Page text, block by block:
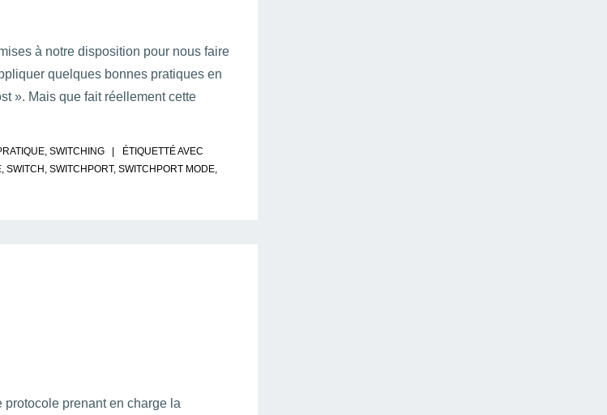
à notre disposition pour nous faire
quelques bonnes pratiques en
». Mais que fait réellement cette
, SWITCHING
ÉTIQUETTÉ AVEC
, SWITCH , SWITCHPORT, SWITCHPORT MODE,
prenant en charge la